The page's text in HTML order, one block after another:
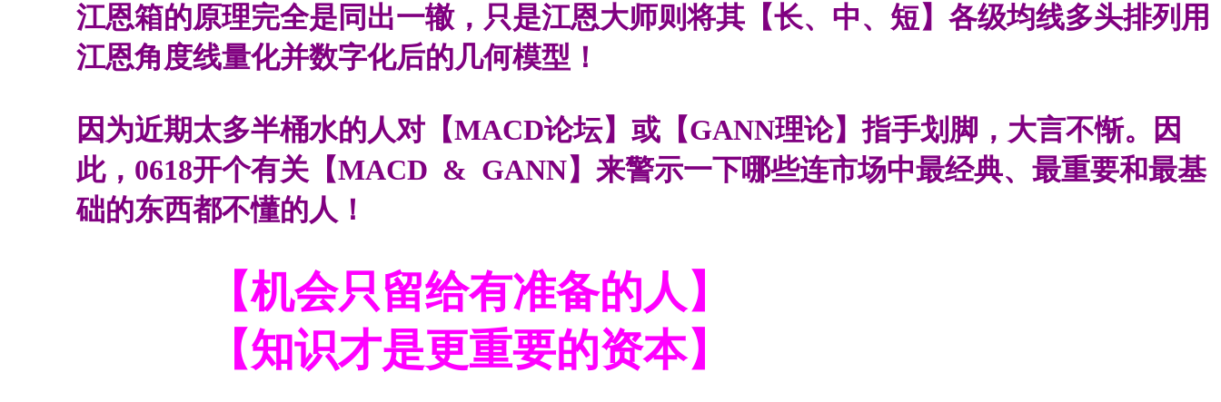
江恩箱的原理完全是同出一辙，只是江恩大师则将其【长、中、短】各级均线多头排列用
江恩角度线量化并数字化后的几何模型！
因为近期太多半桶水的人对【MACD论坛】或【GANN理论】指手划脚，大言不惭。因
此， 0618开个有关【MACD & GANN】 来警示一下哪些连市场中最经典、最重要和最基
础的东西都不懂的人！
【机会只留给有准备的人】
【知识才是更重要的资本】